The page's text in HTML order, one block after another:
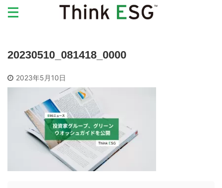
20230510_081418_0000
2023年5月10日